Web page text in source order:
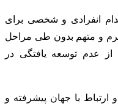
انفرادی و شخصی برای
و متهم بدون طی مراحل
عدم توسعه یافتگی در
با جهان پیشرفته و